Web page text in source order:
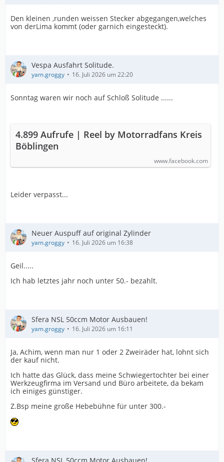
Den kleinen ,runden weissen Stecker abgegangen,welches
von derLima kommt (oder garnich eingesteckt).
Vespa Ausfahrt Solitude.
yam.groggy 16. Juli 2026 um 22:20
Sonntag waren wir noch auf Schloß Solitude ......
4.899 Aufrufe | Reel by Motorradfans Kreis
Böblingen
www.facebook.com
Leider verpasst...
Neuer Auspuff auf original Zylinder
yam.groggy 16. Juli 2026 um 16:38
Geil.....
Ich hab letztes jahr noch unter 50.- bezahlt.
Sfera NSL 50ccm Motor Ausbauen!
yam.groggy 16. Juli 2026 um 16:11
Ja, Achim, wenn man nur 1 oder 2 Zweiräder hat, lohnt sich
der kauf nicht.
Ich hatte das Glück, dass meine Schwiegertochter bei einer
Werkzeugfirma im Versand und Büro arbeitete, da bekam
ich einiges günstiger.
Z.Bsp meine große Hebebühne für unter 300.-